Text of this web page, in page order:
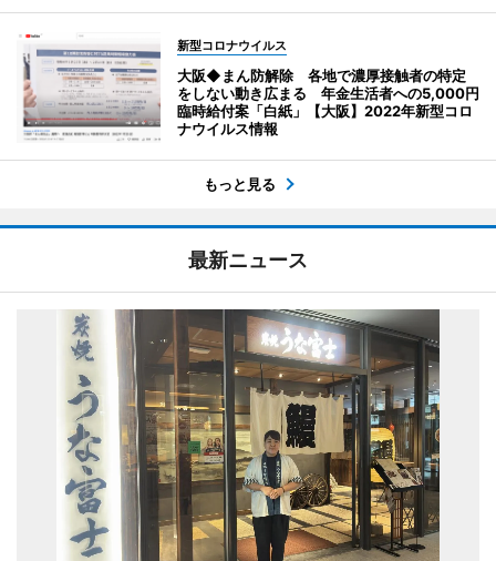
新型コロナウイルス
大阪◆まん防解除 各地で濃厚接触者の特定
をしない動き広まる 年金生活者への5,000円
臨時給付案「白紙」【大阪】2022年新型コロ
ナウイルス情報
もっと見る
最新ニュース